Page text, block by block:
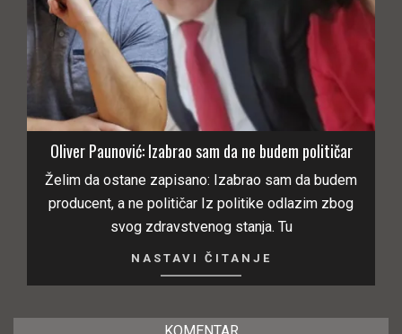
Oliver Paunović: Izabrao sam da ne budem političar
Želim da ostane zapisano: Izabrao sam da budem
producent, a ne političar Iz politike odlazim zbog
svog zdravstvenog stanja. Tu
NASTAVI ČITANJE